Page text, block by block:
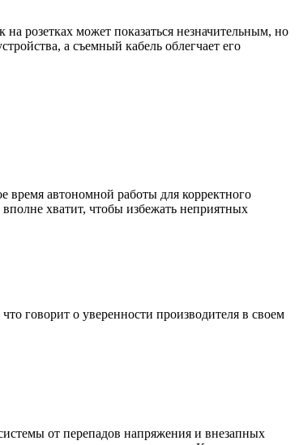
розетках может показаться незначительным, но
а съемный кабель облегчает его
время автономной работы для корректного
хватит, чтобы избежать неприятных
говорит о уверенности производителя в своем
от перепадов напряжения и внезапных